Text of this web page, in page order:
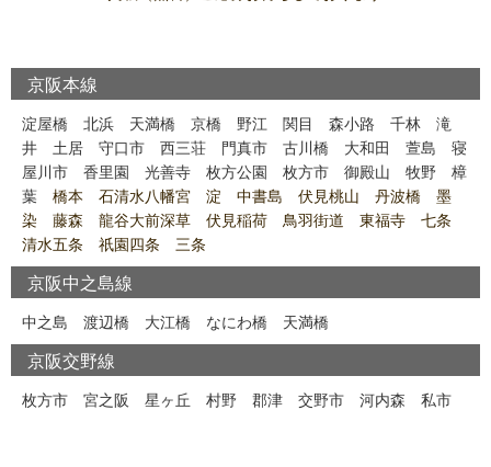
京阪本線
淀屋橋 北浜 天満橋 京橋 野江 関目 森小路 千林
滝
井
土居 守口市 西三荘 門真市 古川橋 大和田 萱島
寝
屋川市
香里園 光善寺 枚方公園 枚方市 御殿山 牧野
樟
葉 橋本 石清水八幡宮 淀 中書島 伏見桃山 丹波橋 墨
染 藤森 龍谷大前深草 伏見稲荷 鳥羽街道 東福寺 七条
清水五条 祇園四条 三条
京阪中之島線
中之島 渡辺橋 大江橋 なにわ橋 天満橋
京阪交野線
枚方市 宮之阪 星ヶ丘 村野 郡津 交野市 河内森 私市